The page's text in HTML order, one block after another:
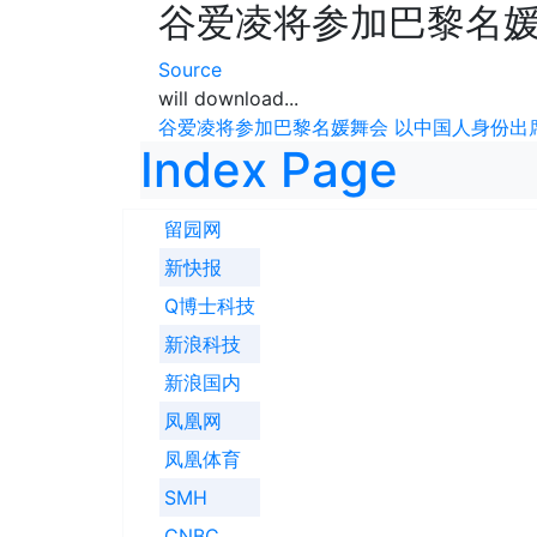
谷爱凌将参加巴黎名
Source
will download...
谷爱凌将参加巴黎名媛舞会 以中国人身份出
Index Page
留园网
新快报
Q博士科技
新浪科技
新浪国内
凤凰网
凤凰体育
SMH